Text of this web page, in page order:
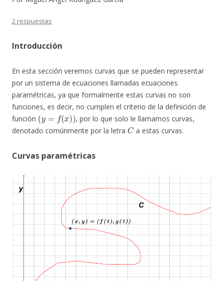
2 respuestas
Introducción
En esta sección veremos curvas que se pueden representar
por un sistema de ecuaciones llamadas ecuaciones
paramétricas, ya que formalmente estas curvas no son
funciones, es decir, no cumplen el criterio de la definición de
función
(y =f( x))
, por lo que solo le llamamos curvas,
denotado comúnmente por la letra
C
a estas curvas.
Curvas paramétricas